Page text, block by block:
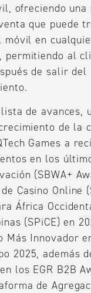
ofreciendo una
que puede
móvil en
permitiendo al
de salir del
de avances,
de la
Games a
en los
(SBWA+
Casino Online
África
(SPiCE) en
Más Innovador
2025, además
los EGR B2B
de